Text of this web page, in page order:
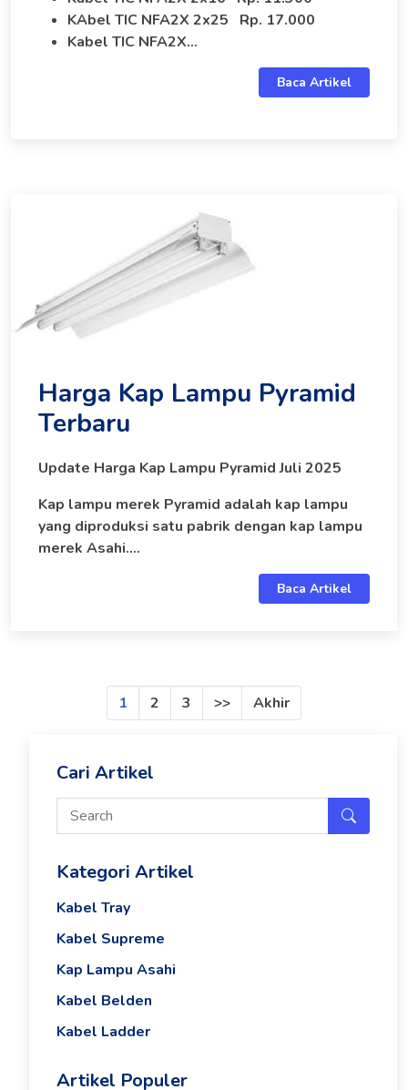
KAbel TIC NFA2X 2x25 Rp. 17.000
Kabel TIC NFA2X...
Baca Artikel
Harga Kap Lampu Pyramid
Terbaru
Update Harga Kap Lampu Pyramid Juli 2025
Kap lampu merek Pyramid adalah kap lampu
yang diproduksi satu pabrik dengan kap lampu
merek Asahi....
Baca Artikel
1 2 3 >> Akhir
Cari Artikel
Kategori Artikel
Kabel Tray
Kabel Supreme
Kap Lampu Asahi
Kabel Belden
Kabel Ladder
Artikel Populer